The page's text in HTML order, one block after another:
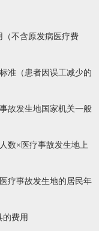
（不含原发病医疗费
准（患者因误工减少的
故发生地国家机关一般
数×医疗事故发生地上
疗事故发生地的居民年
的费用